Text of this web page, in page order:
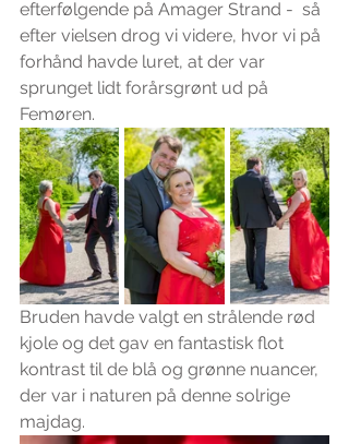
efterfølgende på Amager Strand -  så
efter vielsen drog vi videre, hvor vi på
forhånd havde luret, at der var
sprunget lidt forårsgrønt ud på
Femøren.
Bruden havde valgt en strålende rød
kjole og det gav en fantastisk flot
kontrast til de blå og grønne nuancer,
der var i naturen på denne solrige
majdag.